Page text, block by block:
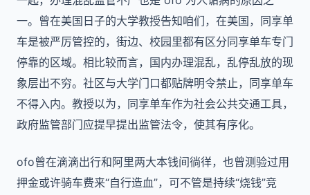
一。曾在美国日子的大学教授告知咱们，在美国，同享单
车是被严厉管控的，街边、校园里都有区分同享单车专门
停靠的区域。相比较而言，国内办理混乱，乱停乱放的现
象层出不穷。社区与大学门口都贴牌明令禁止，同享单车
不得入内。教授以为，同享单车作为社会公共交通工具，
政府监管部门应提早提出监管法令，使其有序化。
ofo曾在滴滴出行和阿里两大本钱间徜徉，也曾测验过用
押金或许骑车费来“自行造血”，可不管是持续“烧钱”竞